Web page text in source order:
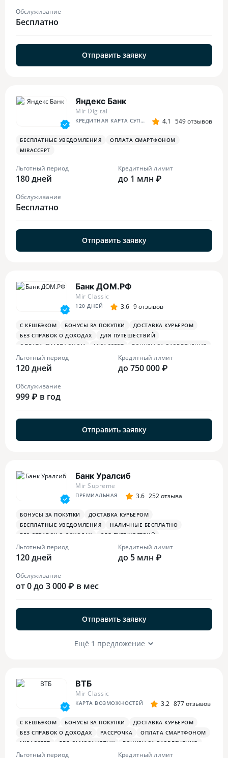
Обслуживание
Бесплатно
Отправить заявку
Яндекс Банк
Mir Digital
КРЕДИТНАЯ КАРТА СУПЕР СПЛИТА 4.1 549 отзывов
БЕСПЛАТНЫЕ УВЕДОМЛЕНИЯ
ОПЛАТА СМАРТФОНОМ
MIRACCEPT
Льготный период
180 дней
Кредитный лимит
до 1 млн ₽
Обслуживание
Бесплатно
Отправить заявку
Банк ДОМ.РФ
Mir Classic
120 ДНЕЙ 3.6 9 отзывов
С КЕШБЭКОМ БОНУСЫ ЗА ПОКУПКИ
ДОСТАВКА КУРЬЕРОМ
БЕЗ СПРАВОК О ДОХОДАХ
ДЛЯ ПУТЕШЕСТВИЙ
ОПЛАТА СМАРТФОНОМ
MIRACCEPT
БОНУСЫ ЗА РАЗВЛЕЧЕНИЯ
БОНУСЫ В РЕСТОРАНАХ
Льготный период
120 дней
Кредитный лимит
до 750 000 ₽
Обслуживание
999 ₽ в год
Отправить заявку
Банк Уралсиб
Mir Supreme
ПРЕМИАЛЬНАЯ 3.6 252 отзыва
БОНУСЫ ЗА ПОКУПКИ
ДОСТАВКА КУРЬЕРОМ
БЕСПЛАТНЫЕ УВЕДОМЛЕНИЯ
НАЛИЧНЫЕ БЕСПЛАТНО
БЕЗ СПРАВОК О ДОХОДАХ
ДЛЯ ПУТЕШЕСТВИЙ
ОПЛАТА СМАРТФОНОМ
MIRACCEPT
БИЗНЕС-ЗАЛЫ
БЕСПЛАТНАЯ ТУРИСТИЧЕСКАЯ СТРАХОВКА
Льготный период
120 дней
Кредитный лимит
до 5 млн ₽
Обслуживание
от 0 до 3 000 ₽ в мес
Отправить заявку
Ещё 1 предложение
ВТБ
Mir Classic
КАРТА ВОЗМОЖНОСТЕЙ 3.2 877 отзывов
С КЕШБЭКОМ БОНУСЫ ЗА ПОКУПКИ
ДОСТАВКА КУРЬЕРОМ
БЕЗ СПРАВОК О ДОХОДАХ
РАССРОЧКА
ОПЛАТА СМАРТФОНОМ
MIRACCEPT
ДЛЯ САМОЗАНЯТЫХ
БОНУСЫ ЗА РАЗВЛЕЧЕНИЯ
ПЛАТЕЖНЫЙ СТИКЕР
Льготный период Кредитный лимит